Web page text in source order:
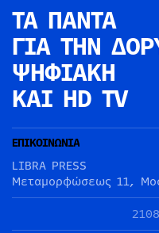
ΤΑ ΠΑΝΤΑ
ΓΙΑ ΤΗΝ
ΨΗΦΙΑΚΗ
ΚΑΙ HD TV
ΕΠΙΚΟΙΝΩΝΙΑ
LIBRA PRESS
Μεταμορφώσεως 11,